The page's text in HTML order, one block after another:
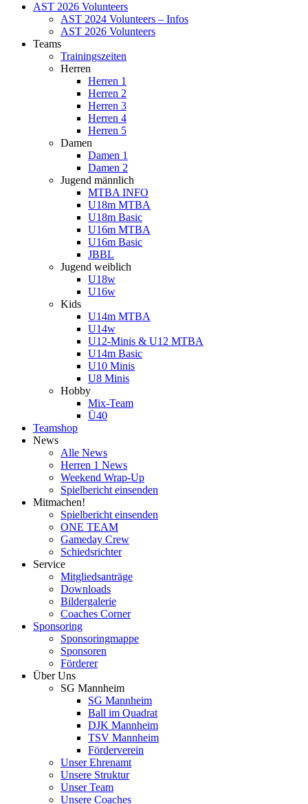
AST 2026 Volunteers
AST 2024 Volunteers – Infos
AST 2026 Volunteers
Teams
Trainingszeiten
Herren
Herren 1
Herren 2
Herren 3
Herren 4
Herren 5
Damen
Damen 1
Damen 2
Jugend männlich
MTBA INFO
U18m MTBA
U18m Basic
U16m MTBA
U16m Basic
JBBL
Jugend weiblich
U18w
U16w
Kids
U14m MTBA
U14w
U12-Minis & U12 MTBA
U14m Basic
U10 Minis
U8 Minis
Hobby
Mix-Team
Ü40
Teamshop
News
Alle News
Herren 1 News
Weekend Wrap-Up
Spielbericht einsenden
Mitmachen!
Spielbericht einsenden
ONE TEAM
Gameday Crew
Schiedsrichter
Service
Mitgliedsanträge
Downloads
Bildergalerie
Coaches Corner
Sponsoring
Sponsoringmappe
Sponsoren
Förderer
Über Uns
SG Mannheim
SG Mannheim
Ball im Quadrat
DJK Mannheim
TSV Mannheim
Förderverein
Unser Ehrenamt
Unsere Struktur
Unser Team
Unsere Coaches